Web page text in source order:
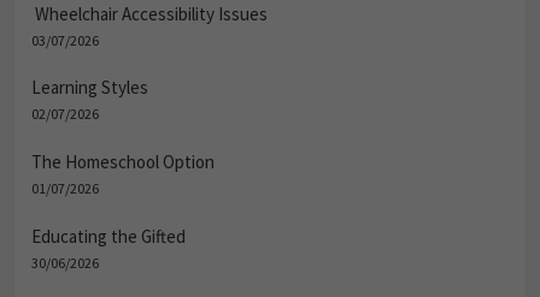
Wheelchair Accessibility Issues
03/07/2026
Learning Styles
02/07/2026
The Homeschool Option
01/07/2026
Educating the Gifted
30/06/2026